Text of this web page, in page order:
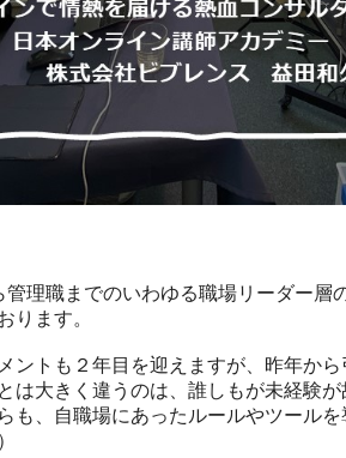
理職までのいわゆる職場リーダー層
ります。
ントも２年目を迎えますが、昨年か
は大きく違うのは、誰しもが未経験が
も、自職場にあったルールやツール